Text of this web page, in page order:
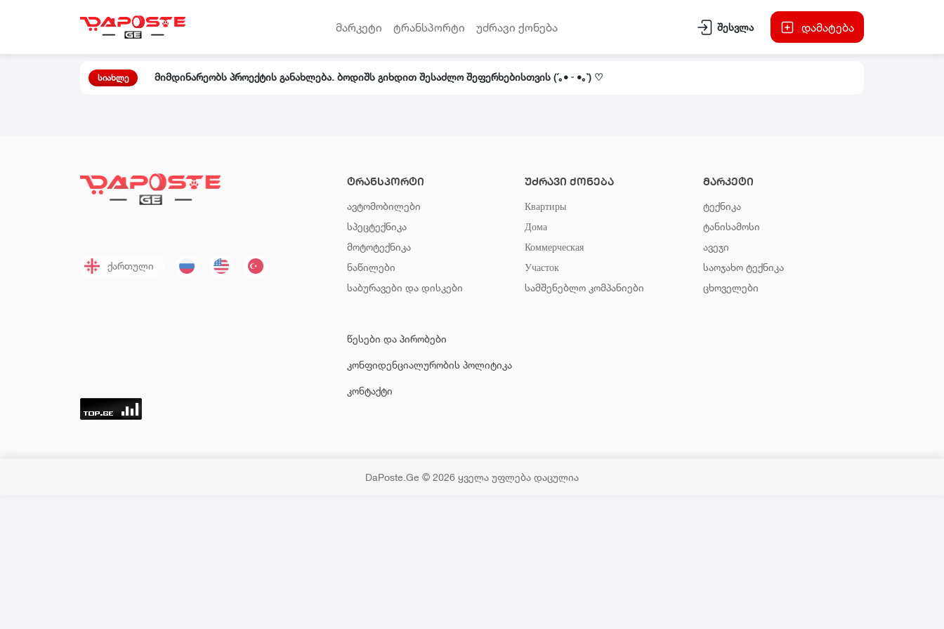
მარკეტი ტრანსპორტი უძრავი ქონება შესვლა დამატება
სიახლე მიმდინარეობს პროექტის განახლება. ბოდიშს გიხდით შესაძლო შეფერხებისთვის (´｡• ᵕ •｡`) ♡
ქართული
ტრანსპორტი
ავტომობილები
სპეცტექნიკა
მოტოტექნიკა
ნაწილები
საბურავები და დისკები
უძრავი ქონება
Квартиры
Дома
Коммерческая
Участок
სამშენებლო კომპანიები
მარკეტი
ტექნიკა
ტანისამოსი
ავეჯი
საოჯახო ტექნიკა
ცხოველები
წესები და პირობები
კონფიდენციალურობის პოლიტიკა
კონტაქტი
DaPoste.Ge © 2026 ყველა უფლება დაცულია